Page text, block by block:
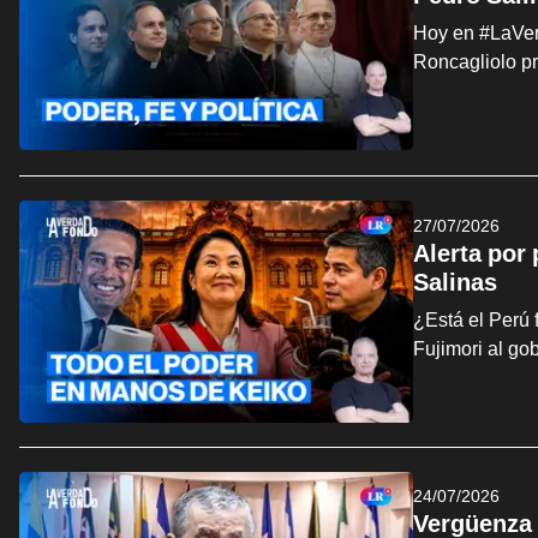
Hoy en
Roncagliolo
27/07/2026
Alerta por
Salinas
¿Está el Perú
Fujimori al
24/07/2026